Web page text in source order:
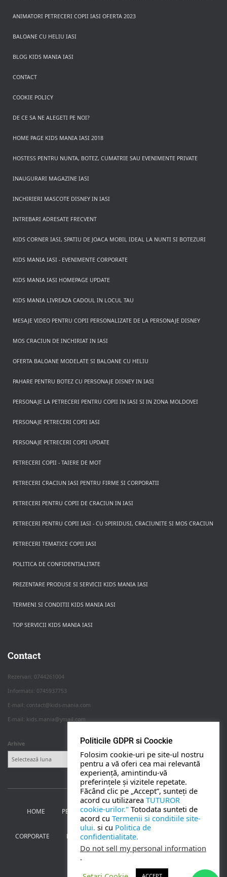
ANIMATORI PETRECERI COPII IASI OFERTA 2023
BALOANE CU HELIU IASI
BLOG KIDS MANIA IASI
CONTACT
COOKIE POLICY
DE CE SA NE ALEGETI PE NOI?
HOME PAGE KIDS MANIA IASI 2018
HOSTESS PENTRU NUNTA, BOTEZ, CUMATRIE SAU EVENIMENTE PRIVATE
INAUGURARI MAGAZINE IASI
INCHIRIERI MASCOTE DISNEY IN IASI
INTREBARI ADRESATE FRECVENT
KIDS CORNER IASI, SPATIU DE JOACA MOBIL IDEAL LA NUNTI SI BOTEZURI
KIDS MANIA IASI - EVENIMENTE CORPORATE
KIDS MANIA IASI HOMEPAGE UPDATE
KIDS MANIA LIVREAZA CADOUL IN LOCUL TAU
MESAJE VIDEO PENTRU COPII PERSONALIZATE DE LA PERSONAJE DISNEY
MOS CRACIUN DE INCHIRIAT IN IASI
OFERTA BALOANE MODELATE SI BALOANE CU HELIU
PAHARE PENTRU BOTEZ CU PERSONAJE DISNEY IN IASI
PERSONAJE LA PETRECERI PENTRU COPII IN IASI SI IN ZONA MOLDOVEI
PERSONAJE PETRECERI COPII IASI
PERSONAJE PETRECERI COPII UPDATE
PETRECERI COPII - TAIERE DE MOT
PETRECERI CRACIUN IASI PENTRU FIRME SI CORPORATII
PETRECERI PENTRU COPII DE CRACIUN IN IASI
PETRECERI PENTRU COPII IASI - CU SPIRIDUSI, CRACIUNITE SI MOS CRACIUN
PETRECERI TEMATICE COPII IASI
POLITICA DE CONFIDENTIALITATE
PREZENTARE PRODUSE SI SERVICII KIDS MANIA IASI
TERMENI SI CONDITII KIDS MANIA IASI
TOP SERVICII KIDS MANIA IASI
Contact
Rezervari: 0744261004
Informatii: 0745937753
E-mail: contact@kids-mania.com
E-mail: kids.mania@ymail.com
Arhive
HOME PETRECERI PENTRU COPII NUNTA SI BOTEZ
CORPORATE BANCHETE MOȚ
Politicile GDPR si Coockie
Folosim cookie-uri pe site-ul nostru
pentru a vă oferi cea mai relevantă
experiență, amintindu-vă
preferințele și vizitele repetate.
Făcând clic pe „Accept”, sunteți de
acord cu utilizarea TUTUROR
cookie-urilor." Totodata sunteti de
acord cu Termenii si conditiile site-
ului. si cu Politica de
confidentialitate.
Do not sell my personal information
.
Apasa pe o categorie ca sa vezi serviciile.
PETRECERI COPII
NUNTA
BANCHETE
CORPORATE
TOATE SERVICIILE